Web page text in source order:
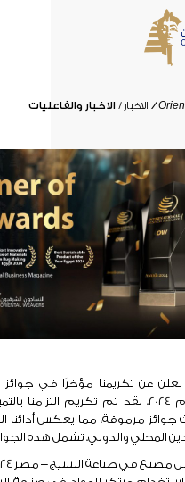
مجلس الإدارة
و الإدارة التنفيذبة
و المسؤلية المجتمعية
والفاعليات
الاخبار الاخبار والفاعليات
عن تكريمنا مؤخرًا في جوائز
الدولية لعام 2024. لقد تم تكريم
جوائز مرموقة، مما يعكس أدائنا
المحلي والدولي. تشمل هذه
مصنع في صناعة النسيج – مصر 2024